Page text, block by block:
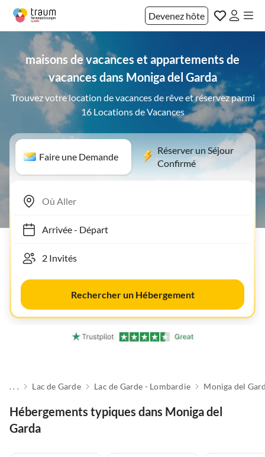
Devenez hôte
maisons de vacances et appartements de
vacances dans Moniga del Garda
Trouvez votre location de vacances de rêve et réservez parmi
16 Locations de Vacances
Faire une Demande
Réserver un Séjour
Confirmé
Arrivée- Départ
Rechercher un Hébergement
. . . Lac de Garde Lac de Garde - Lombardie Moniga del
Hébergements typiques dans Moniga del
Garda